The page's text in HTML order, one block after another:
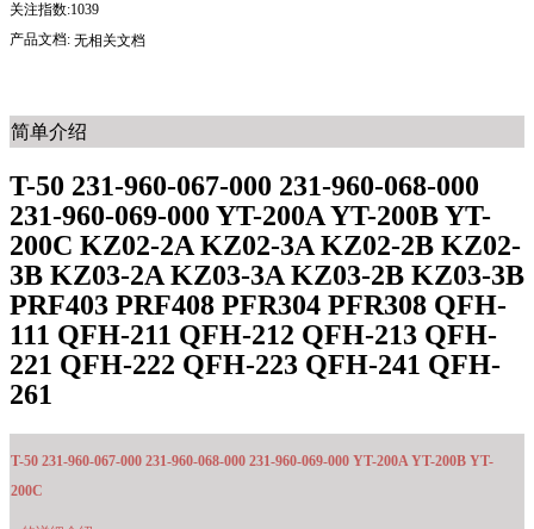
关注指数:1039
产品文档: 无相关文档
简单介绍
T-50 231-960-067-000 231-960-068-000
231-960-069-000 YT-200A YT-200B YT-
200C KZ02-2A KZ02-3A KZ02-2B KZ02-
3B KZ03-2A KZ03-3A KZ03-2B KZ03-3B
PRF403 PRF408 PFR304 PFR308 QFH-
111 QFH-211 QFH-212 QFH-213 QFH-
221 QFH-222 QFH-223 QFH-241 QFH-
261
T-50 231-960-067-000 231-960-068-000 231-960-069-000 YT-200A YT-200B YT-
200C